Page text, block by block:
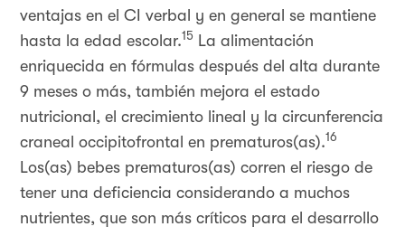
ventajas en el CI verbal y en general se mantiene
hasta la edad escolar.15 La alimentación
enriquecida en fórmulas después del alta durante
9 meses o más, también mejora el estado
nutricional, el crecimiento lineal y la circunferencia
craneal occipitofrontal en prematuros(as).16
Los(as) bebes prematuros(as) corren el riesgo de
tener una deficiencia considerando a muchos
nutrientes, que son más críticos para el desarrollo